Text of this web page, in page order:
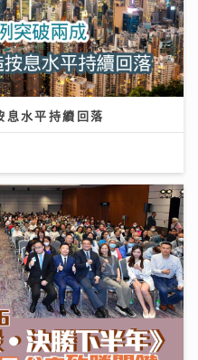
息水平持續回落